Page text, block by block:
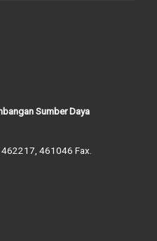
Sumber Daya
461046 Fax.